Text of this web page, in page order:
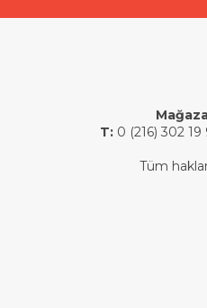
T:0 (216) 302
Tüm